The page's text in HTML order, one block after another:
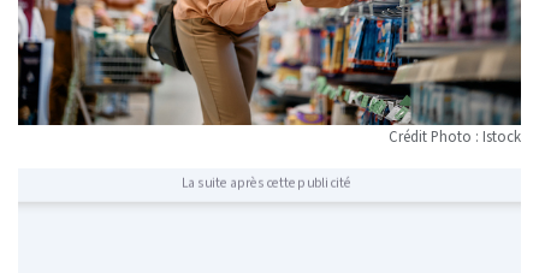
Crédit Photo : Istock
La suite après cette publicité